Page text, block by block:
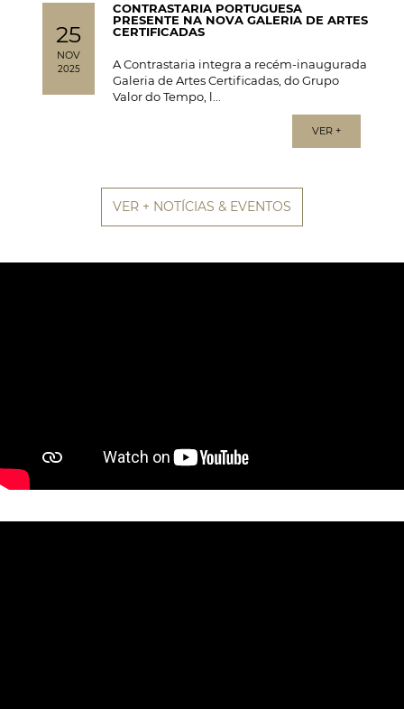
25
NOV
2025
CONTRASTARIA PORTUGUESA
PRESENTE NA NOVA GALERIA DE ARTES
CERTIFICADAS
A Contrastaria integra a recém-inaugurada
Galeria de Artes Certificadas, do Grupo
Valor do Tempo, l...
VER +
VER + NOTÍCIAS & EVENTOS